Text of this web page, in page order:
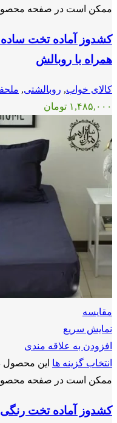
ممکن است در صفحه
کشدوز آماده تخت ساده
همراه با روبالش
کالای خواب, روبالشتی,
۱,۴۸۵,۰۰۰ تومان
مقايسه
نمایش سریع
افزودن به علاقه مندی
انتخاب گزینه ها این محصول
ممکن است در صفحه
کشدوز آماده تخت رنگی